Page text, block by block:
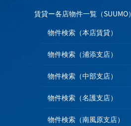
賃貸ー各店物件一覧（SUUMO）
物件検索（本店賃貸）
物件検索（浦添支店）
物件検索（中部支店）
物件検索（名護支店）
物件検索（南風原支店）